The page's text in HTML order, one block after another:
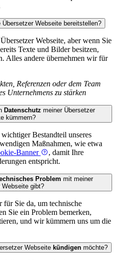
Webseite bereitstellen?
Webseite, aber wenn Sie
Texte und Bilder besitzen,
Alles andere übernehmen wir für
Referenzen oder dem Team
Unternehmens zu stärken
Datenschutz meiner Übersetzer
kümmern?
Bestandteil unseres
Maßnahmen, wie etwa
Banner
, damit Ihre
entspricht.
Problem mit meiner
Webseite gibt?
Sie da, um technische
Sie ein Problem bemerken,
und wir kümmern uns um die
Webseite kündigen möchte?